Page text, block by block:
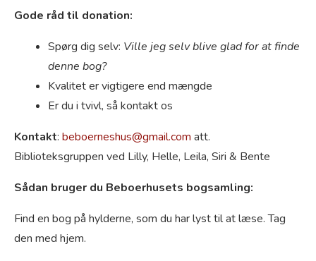
Gode råd til donation:
Spørg dig selv: Ville jeg selv blive glad for at finde
denne bog?
Kvalitet er vigtigere end mængde
Er du i tvivl, så kontakt os
Kontakt: beboerneshus@gmail.com att.
Biblioteksgruppen ved Lilly, Helle, Leila, Siri & Bente
Sådan bruger du Beboerhusets bogsamling:
Find en bog på hylderne, som du har lyst til at læse. Tag
den med hjem.